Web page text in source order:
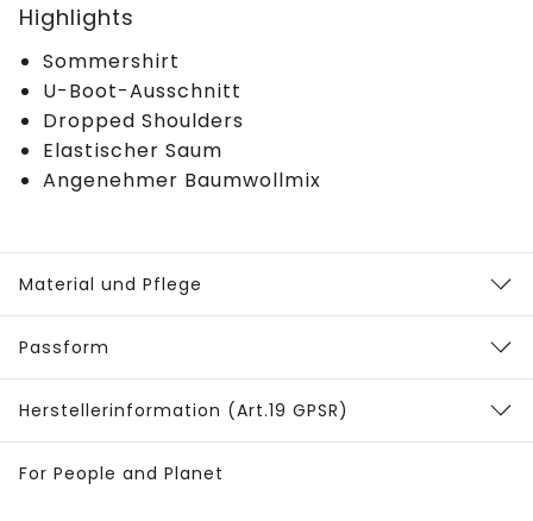
Highlights
Sommershirt
U-Boot-Ausschnitt
Dropped Shoulders
Elastischer Saum
Angenehmer Baumwollmix
Material und Pflege
Passform
Herstellerinformation (Art.19 GPSR)
For People and Planet